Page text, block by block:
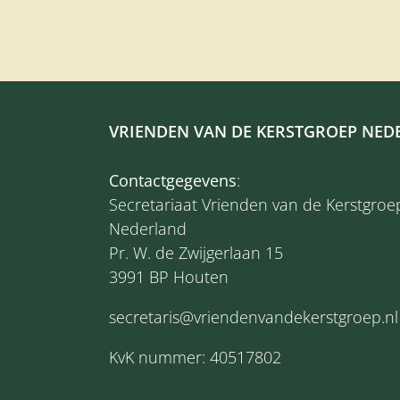
VRIENDEN VAN DE KERSTGROEP
Contactgegevens:
Secretariaat Vrienden van de
Nederland
Pr. W. de Zwijgerlaan 15
3991 BP Houten
secretaris@vriendenvandekerstgroep.nl
KvK nummer: 40517802